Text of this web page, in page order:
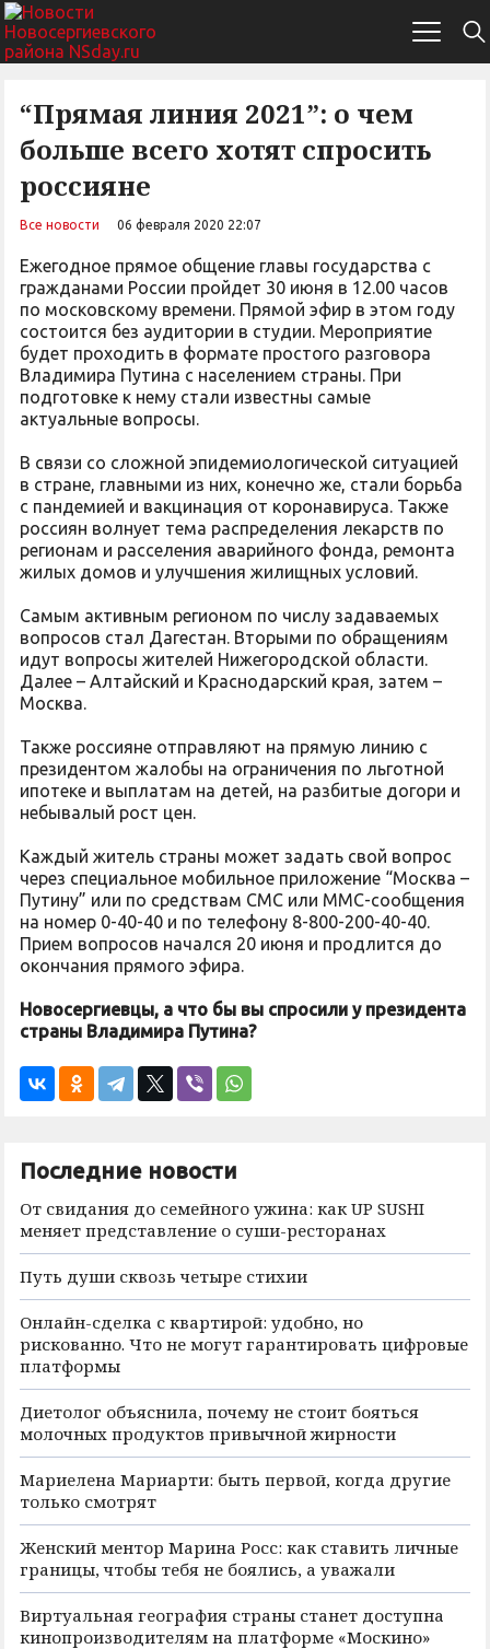
“Прямая линия 2021”: о чем
больше всего хотят спросить
россияне
Все новости 06 февраля 2020 22:07
Ежегодное прямое общение главы государства с
гражданами России пройдет 30 июня в 12.00 часов
по московскому времени. Прямой эфир в этом году
состоится без аудитории в студии. Мероприятие
будет проходить в формате простого разговора
Владимира Путина с населением страны. При
подготовке к нему стали известны самые
актуальные вопросы.
В связи со сложной эпидемиологической ситуацией
в стране, главными из них, конечно же, стали борьба
с пандемией и вакцинация от коронавируса. Также
россиян волнует тема распределения лекарств по
регионам и расселения аварийного фонда, ремонта
жилых домов и улучшения жилищных условий.
Самым активным регионом по числу задаваемых
вопросов стал Дагестан. Вторыми по обращениям
идут вопросы жителей Нижегородской области.
Далее – Алтайский и Краснодарский края, затем –
Москва.
Также россияне отправляют на прямую линию с
президентом жалобы на ограничения по льготной
ипотеке и выплатам на детей, на разбитые догори и
небывалый рост цен.
Каждый житель страны может задать свой вопрос
через специальное мобильное приложение “Москва –
Путину” или по средствам СМС или ММС-сообщения
на номер 0-40-40 и по телефону 8-800-200-40-40.
Прием вопросов начался 20 июня и продлится до
окончания прямого эфира.
Новосергиевцы, а что бы вы спросили у президента
страны Владимира Путина?
Последние новости
От свидания до семейного ужина: как UP SUSHI
меняет представление о суши-ресторанах
Путь души сквозь четыре стихии
Онлайн-сделка с квартирой: удобно, но
рискованно. Что не могут гарантировать цифровые
платформы
Диетолог объяснила, почему не стоит бояться
молочных продуктов привычной жирности
Мариелена Мариарти: быть первой, когда другие
только смотрят
Женский ментор Марина Росс: как ставить личные
границы, чтобы тебя не боялись, а уважали
Виртуальная география страны станет доступна
кинопроизводителям на платформе «Москино»